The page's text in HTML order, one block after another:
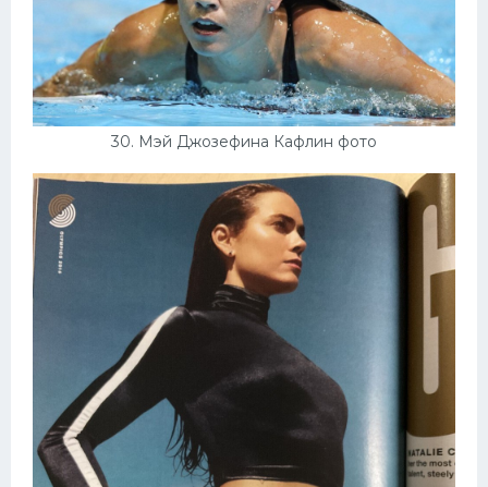
30. Мэй Джозефина Кафлин фото